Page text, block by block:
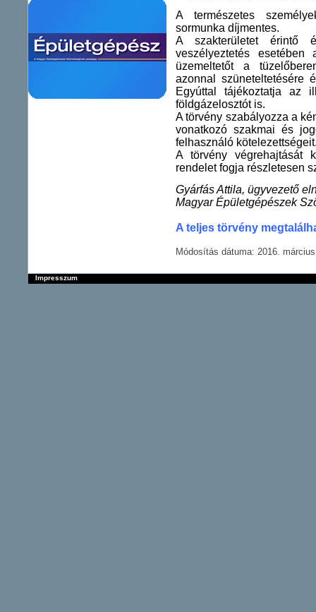
A természetes
sormunka díjmentes.
A szakterületet érintő
veszélyeztetés
üzemeltetőt a
azonnal szüneteltetésére
Egyúttal tájékoztatja az
földgázelosztót is.
A törvény szabályozza a
vonatkozó szakmai és
felhasználó
A törvény végrehajtását
rendelet fogja részletesen
Gyárfás Attila, ügyvezető
Magyar Épületgépészek
A teljes törvény
Módosítás dátuma: 2016.
Impresszum